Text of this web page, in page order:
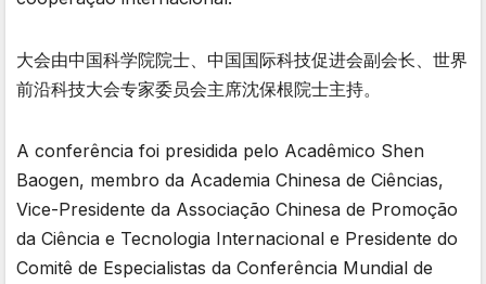
大会由中国科学院院士、中国国际科技促进会副会长、世界
前沿科技大会专家委员会主席沈保根院士主持。
A conferência foi presidida pelo Acadêmico Shen
Baogen, membro da Academia Chinesa de Ciências,
Vice-Presidente da Associação Chinesa de Promoção
da Ciência e Tecnologia Internacional e Presidente do
Comitê de Especialistas da Conferência Mundial de